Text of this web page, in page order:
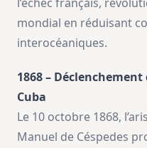
mondial en réduisant
interocéaniques.
1868 –
Cuba
Le 10 octobre 1868,
Manuel de Céspedes